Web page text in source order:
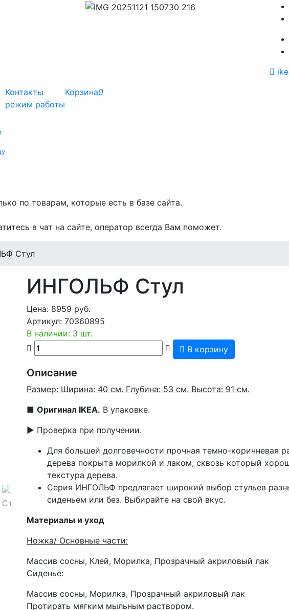
Контакты
режим работы
Корзина0
по товарам, которые есть в базе сайта.
в чат на сайте, оператор всегда Вам поможет.
Стул
ИНГОЛЬФ Стул
Цена: 8959 руб.
Артикул: 70360895
В наличии: 3 шт.
В корзину
Описание
Размер: Ширина: 40 см. Глубина: 53 см. Высота: 91 см.
■ Оригинал IKEA. В упаковке.
▶ Проверка при получении.
Для большей долговечности прочная темно-коричневая
дерева покрыта морилкой и лаком, сквозь который
текстура дерева.
Серия ИНГОЛЬФ предлагает широкий выбор стульев
сиденьем или без. Выбирайте на свой вкус.
Материалы и уход
Ножка/ Основные части:
Массив сосны, Клей, Морилка, Прозрачный акриловый лак
Сиденье:
Массив сосны, Морилка, Прозрачный акриловый лак
Протирать мягким мыльным раствором.